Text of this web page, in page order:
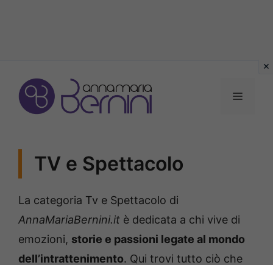
contenuto
MENU
TV e Spettacolo
La categoria Tv e Spettacolo di
AnnaMariaBernini.it è dedicata a chi vive di
emozioni, storie e passioni legate al mondo
dell’intrattenimento. Qui trovi tutto ciò che